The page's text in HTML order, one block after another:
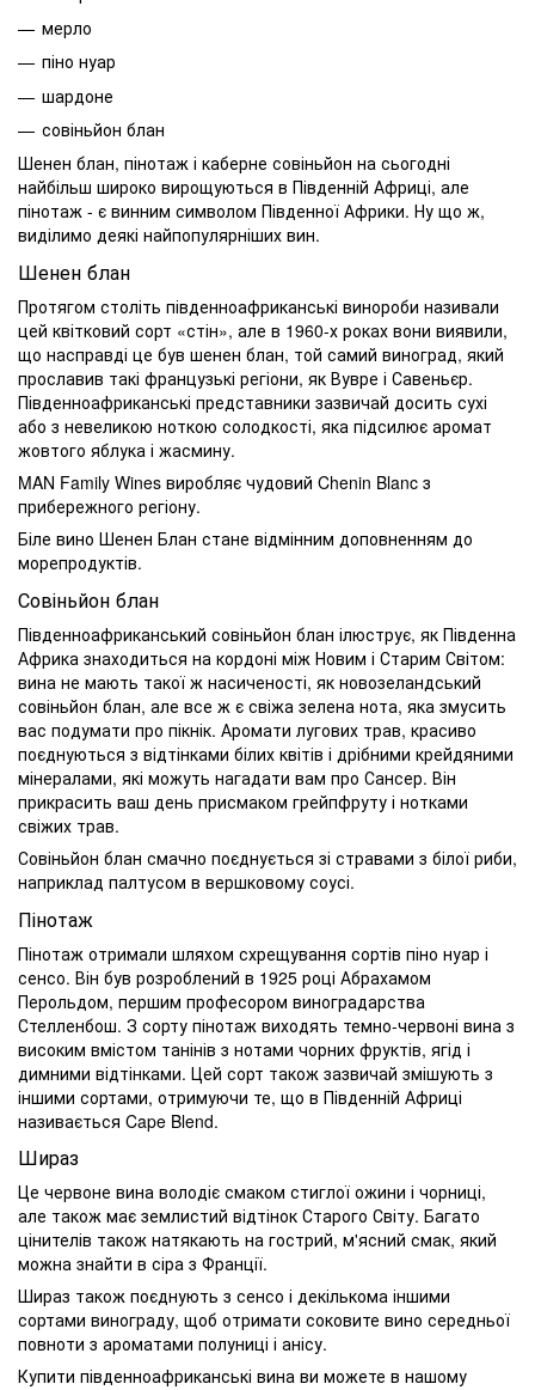
мерло
піно нуар
шардоне
совіньйон блан
Шенен блан, пінотаж і каберне совіньйон на сьогодні
найбільш широко вирощуються в Південній Африці, але
пінотаж - є винним символом Південної Африки. Ну що ж,
виділимо деякі найпопулярніших вин.
Шенен блан
Протягом століть південноафриканські винороби називали
цей квітковий сорт «стін», але в 1960-х роках вони виявили,
що насправді це був шенен блан, той самий виноград, який
прославив такі французькі регіони, як Вувре і Савеньєр.
Південноафриканські представники зазвичай досить сухі
або з невеликою ноткою солодкості, яка підсилює аромат
жовтого яблука і жасмину.
MAN Family Wines виробляє чудовий Chenin Blanc з
прибережного регіону.
Біле вино Шенен Блан стане відмінним доповненням до
морепродуктів.
Совіньйон блан
Південноафриканський совіньйон блан ілюструє, як Південна
Африка знаходиться на кордоні між Новим і Старим Світом:
вина не мають такої ж насиченості, як новозеландський
совіньйон блан, але все ж є свіжа зелена нота, яка змусить
вас подумати про пікнік. Аромати лугових трав, красиво
поєднуються з відтінками білих квітів і дрібними крейдяними
мінералами, які можуть нагадати вам про Сансер. Він
прикрасить ваш день присмаком грейпфруту і нотками
свіжих трав.
Совіньйон блан смачно поєднується зі стравами з білої риби,
наприклад палтусом в вершковому соусі.
Пінотаж
Пінотаж отримали шляхом схрещування сортів піно нуар і
сенсо. Він був розроблений в 1925 році Абрахамом
Перольдом, першим професором виноградарства
Стелленбош. З сорту пінотаж виходять темно-червоні вина з
високим вмістом танінів з нотами чорних фруктів, ягід і
димними відтінками. Цей сорт також зазвичай змішують з
іншими сортами, отримуючи те, що в Південній Африці
називається Cape Blend.
Шираз
Це червоне вина володіє смаком стиглої ожини і чорниці,
але також має землистий відтінок Старого Світу. Багато
цінителів також натякають на гострий, м'ясний смак, який
можна знайти в сіра з Франції.
Шираз також поєднують з сенсо і декількома іншими
сортами винограду, щоб отримати соковите вино середньої
повноти з ароматами полуниці і анісу.
Купити південноафриканські вина ви можете в нашому